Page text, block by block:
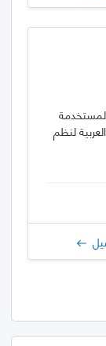
المستخدمة
لنظم